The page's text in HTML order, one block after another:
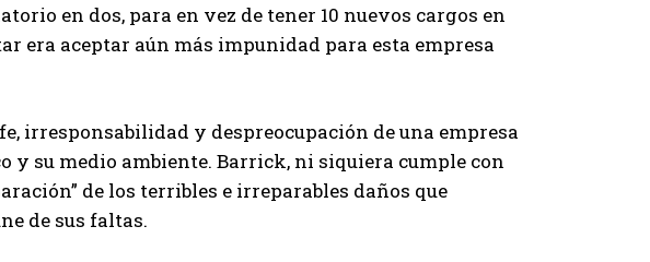
en dos, para en vez de tener 10 nuevos cargos en
era aceptar aún más impunidad para esta empresa
irresponsabilidad y despreocupación de una empresa
y su medio ambiente. Barrick, ni siquiera cumple con
de los terribles e irreparables daños que
de sus faltas.